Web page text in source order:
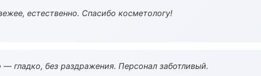
естественно. Спасибо косметологу!
гладко, без раздражения. Персонал заботливый.